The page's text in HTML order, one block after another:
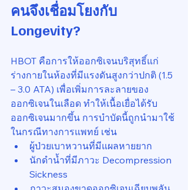
คนจึงเชื่อมโยงกับ
Longevity?
HBOT คือการให้ออกซิเจนบริสุทธิ์แก่
ร่างกายในห้องที่มีแรงดันสูงกว่าปกติ (1.5
– 3.0 ATA) เพื่อเพิ่มการละลายของ
ออกซิเจนในเลือด ทำให้เนื้อเยื่อได้รับ
ออกซิเจนมากขึ้น การบำบัดนี้ถูกนำมาใช้
ในกรณีทางการแพทย์ เช่น
ผู้ป่วยเบาหวานที่มีแผลหายยาก
นักดำน้ำที่มีภาวะ Decompression
Sickness